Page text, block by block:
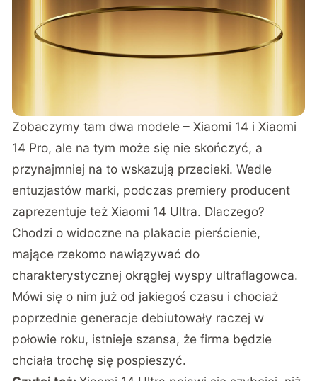
Zobaczymy tam dwa modele – Xiaomi 14 i Xiaomi
14 Pro, ale na tym może się nie skończyć, a
przynajmniej na to wskazują przecieki. Wedle
entuzjastów marki, podczas premiery producent
zaprezentuje też Xiaomi 14 Ultra. Dlaczego?
Chodzi o widoczne na plakacie pierścienie,
mające rzekomo nawiązywać do
charakterystycznej okrągłej wyspy ultraflagowca.
Mówi się o nim już od jakiegoś czasu i chociaż
poprzednie generacje debiutowały raczej w
połowie roku, istnieje szansa, że firma będzie
chciała trochę się pospieszyć.